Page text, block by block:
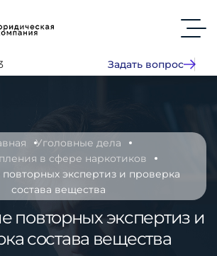
Задать вопрос
Уголовные дела
в сфере наркотиков
экспертиз и проверка
состава вещества
повторных экспертиз и
состава вещества